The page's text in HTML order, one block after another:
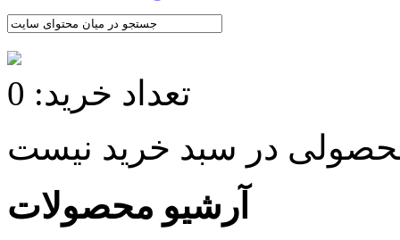
تعداد خرید: 0
آرشیو محصولات